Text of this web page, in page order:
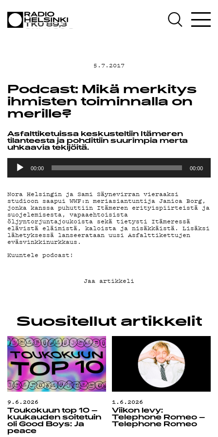
AJANKOHTAISTA
OHJELMAT
TEKIJÄT
ON-DEMAND
PODCAST
MAINOSTA
YHTEYSTIEDOT
G LIVELAB
YSTÄVÄKLUBI
TIETOSUOJA
KIRJAUDU SISÄÄN
5.7.2017
Podcast: Mikä merkitys
ihmisten toiminnalla on
merille?
Asfalttiketuissa keskusteltiin Itämeren
tilanteesta ja pohdittiin suurimpia merta
uhkaavia tekijöitä.
Äänitoistin
00:00 00:00
Nora Helsingin ja Sami Säynevirran vieraaksi
studioon saapui WWF:n meriasiantuntija Janica Borg,
jonka kanssa puhuttiin Itämeren erityispiirteistä ja
suojelemisesta, vapaaehtoisista
öljyntorjuntajoukoista sekä tietysti Itämeressä
elävistä eläimistä, kaloista ja nisäkkäistä. Lisäksi
lähetyksessä lanseerataan uusi Asfalttikettujen
eväsvinkkinurkkaus.
Kuuntele podcast!
Jaa artikkeli
Suositellut artikkelit
9.6.2026
Toukokuun top 10 –
kuukauden soitetuin
oli Good Boys: Ja
peace
1.6.2026
Viikon levy:
Telephone Romeo –
Telephone Romeo